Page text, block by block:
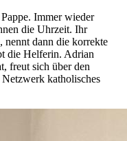
Immer wieder
die Uhrzeit. Ihr
nennt dann die korrekte
die Helferin. Adrian
freut sich über den
katholisches